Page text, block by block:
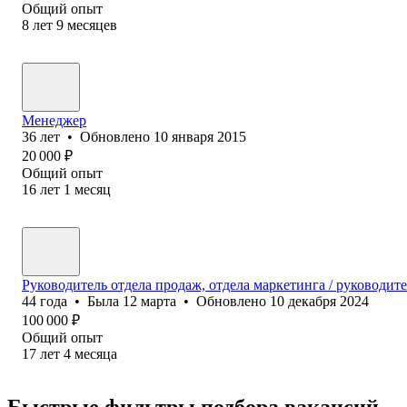
Общий опыт
8 лет 9 месяцев
Менеджер
36 лет • Обновлено 10 января 2015
20 000 ₽
Общий опыт
16 лет 1 месяц
Руководитель отдела продаж, отдела маркетинга /
44 года • Была 12 марта • Обновлено 10 декабря 2024
100 000 ₽
Общий опыт
17 лет 4 месяца